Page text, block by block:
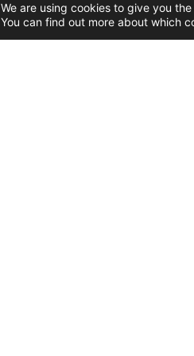
We are using cookies to give you
You can find out more about which